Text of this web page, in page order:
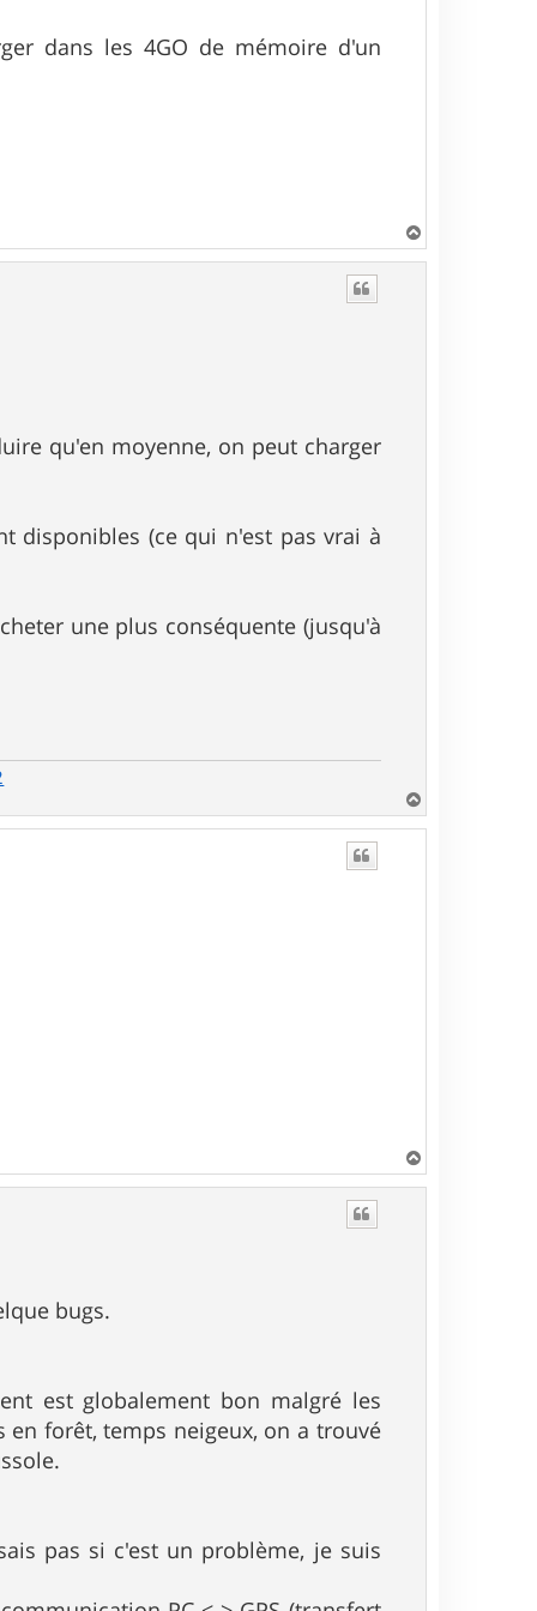
dans les 4GO de mémoire d'un
a
qu'en moyenne, on peut charger
disponibles (ce qui n'est pas vrai à
une plus conséquente (jusqu'à
a
a
bugs.
est globalement bon malgré les
forêt, temps neigeux, on a trouvé
pas si c'est un problème, je suis